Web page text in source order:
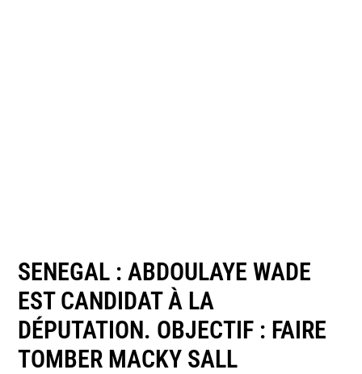
SENEGAL : ABDOULAYE WADE
EST CANDIDAT À LA
DÉPUTATION. OBJECTIF : FAIRE
TOMBER MACKY SALL